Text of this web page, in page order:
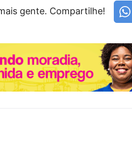
gente. Compartilhe!